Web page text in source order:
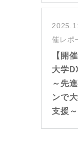
催レポ
【開
大学
～先
ンで
支援～